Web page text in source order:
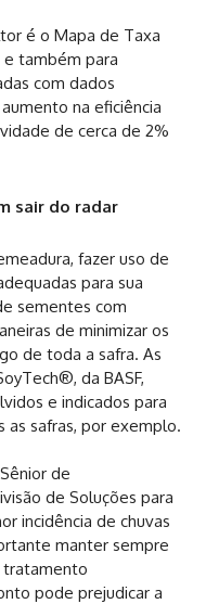
é o Mapa de Taxa
também para
com dados
na eficiência
de cerca de 2%
sair do radar
fazer uso de
para sua
sementes com
de minimizar os
de toda a safra. As
da BASF,
e indicados para
as safras, por exemplo.
de
de Soluções para
incidência de chuvas
manter sempre
tratamento
pode prejudicar a